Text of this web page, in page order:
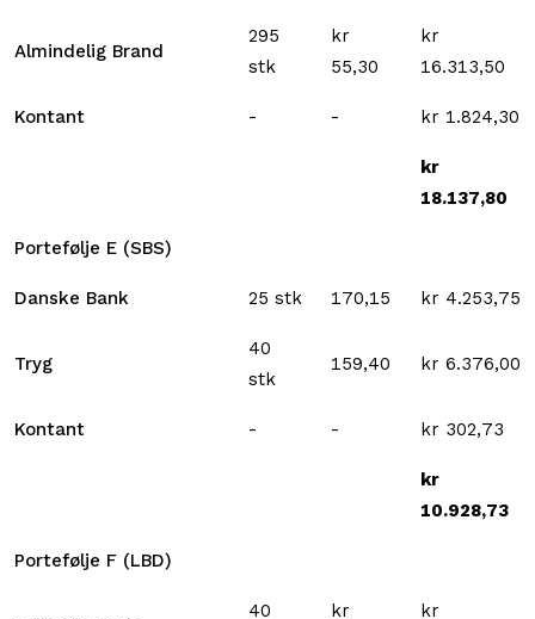
Almindelig Brand
295
stk
kr
55,30
kr
16.313,50
Kontant - - kr 1.824,30
kr
18.137,80
Portefølje E (SBS)
Danske Bank 25 stk 170,15 kr 4.253,75
Tryg
40
stk
159,40 kr 6.376,00
Kontant - - kr 302,73
kr
10.928,73
Portefølje F (LBD)
40
kr
kr